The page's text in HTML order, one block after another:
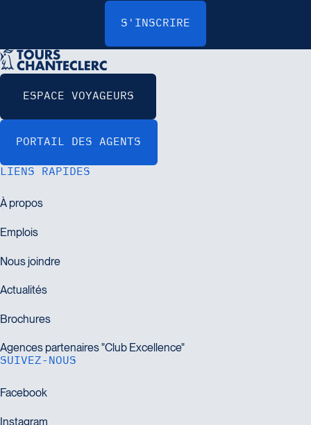
LIENS RAPIDES
SUIVEZ-NOUS